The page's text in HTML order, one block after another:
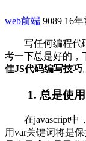
web前端 9089 16年
写任何编程代码
考一下总是好的，
佳JS代码编写技巧
1. 总是使用
在javascript中，
用var关键词将是